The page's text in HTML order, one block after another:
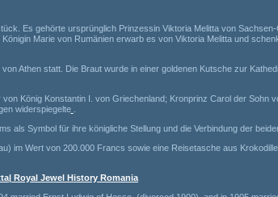
Es gehörte ursprünglich Prinzessin Viktoria Melitta von Sachsen-
Marie von Rumänien erwarb es von Viktoria Melitta und
Athen statt. Die Braut wurde in einer goldenen Kutsche zur
König Konstantin I. von Griechenland; Kronprinz Carol der Sohn
widerspiegelte
als Symbol für ihre königliche Stellung und die Verbindung der
im Wert von 200.000 Francs sowie eine Reisetasche aus
Royal Jewel History Romania